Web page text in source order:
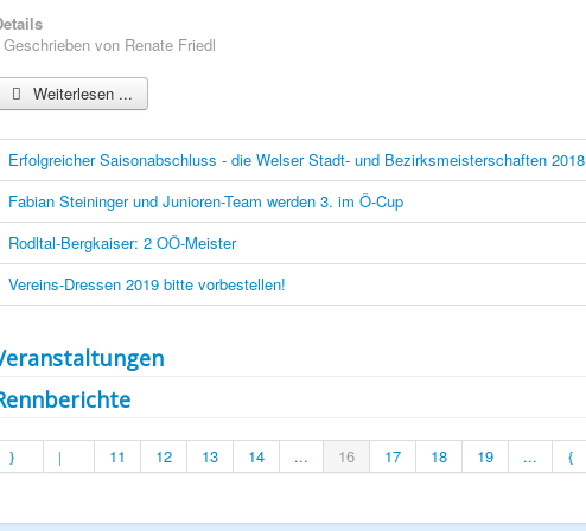
Geschrieben von Renate Friedl
Weiterlesen ...
Erfolgreicher Saisonabschluss - die Welser Stadt- und Bezirksmeisterschaften 2018
Fabian Steininger und Junioren-Team werden 3. im Ö-Cup
Rodltal-Bergkaiser: 2 OÖ-Meister
Vereins-Dressen 2019 bitte vorbestellen!
11 12 13 14 ... 16 17 18 19 ...